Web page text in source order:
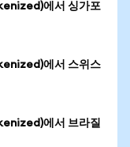
에서 싱가포
에서 스위스
에서 브라질